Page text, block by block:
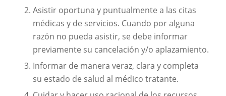
Asistir oportuna y puntualmente a las citas
médicas y de servicios. Cuando por alguna
razón no pueda asistir, se debe informar
previamente su cancelación y/o aplazamiento.
Informar de manera veraz, clara y completa
su estado de salud al médico tratante.